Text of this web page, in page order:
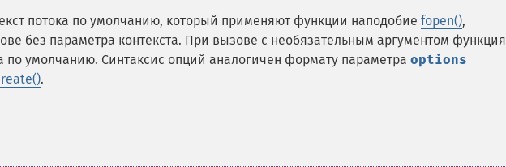
потока по умолчанию, который применяют функции наподобие fopen(),
без параметра контекста. При вызове с необязательным аргументом функция
по умолчанию. Синтаксис опций аналогичен формату параметра options
.